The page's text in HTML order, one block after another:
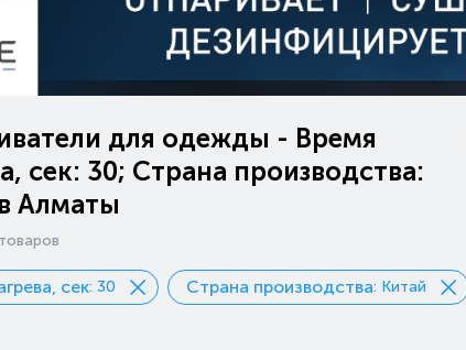
для одежды - Время
сек: 30; Страна производства:
Алматы
сек: 30 Страна производства: Китай